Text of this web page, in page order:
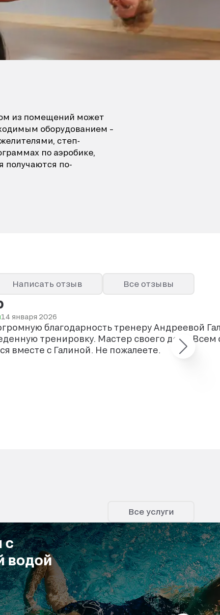
из помещений может
оборудованием –
степ-
по аэробике,
получаются по-
Написать отзыв Все отзывы
14 января 2026
благодарность тренеру Андреевой
тренировку. Мастер своего дела. Всем
вместе с Галиной. Не пожалеете.
Все услуги
c
водой